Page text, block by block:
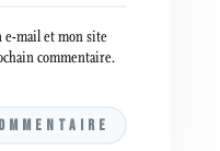
mail et mon site
commentaire.